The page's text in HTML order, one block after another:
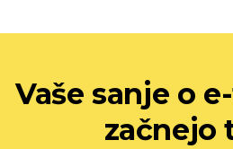
Vaše sanje o
začnejo